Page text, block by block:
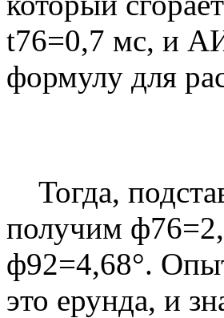
t76=0,7 мс, и
формулу для
Тогда,
получим
ф92=4,68°.
это ерунда, и